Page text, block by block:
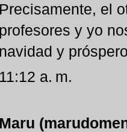
Precisamente, el
profesores y yo
navidad y
11:12 a. m.
Maru